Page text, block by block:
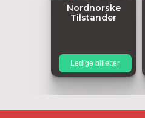
Nordnorske
Tilstander
Ledige billetter